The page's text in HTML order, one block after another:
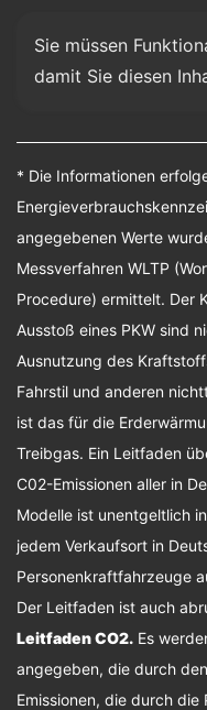
Sie müssen
damit Sie diesen
* Die Informationen
angegebenen Werte
Messverfahren WLTP
Procedure) ermittelt. Der
Ausstoß eines PKW sind
Ausnutzung des
Fahrstil und anderen
ist das für die
Treibgas. Ein Leitfaden
C02-Emissionen aller in
Modelle ist unentgeltlich
jedem Verkaufsort in
Personenkraftfahrzeuge
Der Leitfaden ist auch
Leitfaden CO2. Es
angegeben, die durch
Emissionen, die durch